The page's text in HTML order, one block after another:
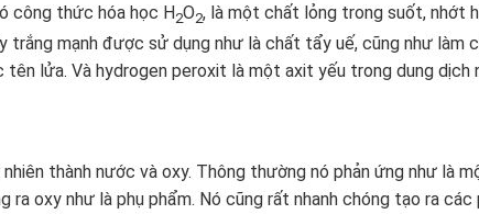
công thức hóa học H2O2, là một chất lỏng trong suốt, nhớt
trắng mạnh được sử dụng như là chất tẩy uế, cũng như làm
tên lửa. Và hydrogen peroxit là một axit yếu trong dung dịch
thành nước và oxy. Thông thường nó phản ứng như là
ra oxy như là phụ phẩm. Nó cũng rất nhanh chóng tạo ra